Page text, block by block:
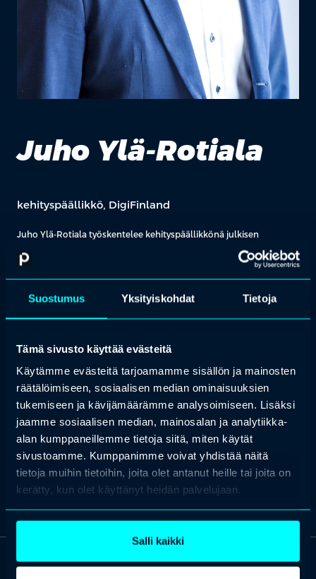
Suostumus Yksityiskohdat Tietoja
Tämä sivusto käyttää evästeitä
Käytämme evästeitä tarjoamamme sisällön ja mainosten
räätälöimiseen, sosiaalisen median ominaisuuksien
tukemiseen ja kävijämäärämme analysoimiseen. Lisäksi
jaamme sosiaalisen median, mainosalan ja analytiikka-
alan kumppaneillemme tietoja siitä, miten käytät
sivustoamme. Kumppanimme voivat yhdistää näitä
tietoja muihin tietoihin, joita olet antanut heille tai joita on
kerätty, kun olet käyttänyt heidän palvelujaan.
Salli kaikki
Juho Ylä-Rotiala
kehityspäällikkö, DigiFinland
Juho Ylä-Rotiala työskentelee kehityspäällikkönä julkisen
hallinnon digitalisaation parissa erityistehtäväyhtiö DigiFinlandissa.
Hänen vastuualueenaan on Ratkaisupalvelut ja kehitys -yksikkö,
mahdollisuudet innovaatioiden löytämisessä ja kokeiluissa, jotka
arkea. Hän painottaa tekoälyn potentiaalia vapauttaa hallinnollista
hyvinvoinnin ja terveyden edistämiseen.
ammattilaisten työtä esimerkiksi parantamalla hoitoprosesseja,
ennakoimalla terveysongelmia ja mahdollistamalla
yksilöllisemmän ja tehokkaamman palvelun tarjoamisen. Hän
kilpailua, vaan ne voivat täydentää toisiaan luoden uusia
mahdollisuuksia palvelujen kehittämiseen.